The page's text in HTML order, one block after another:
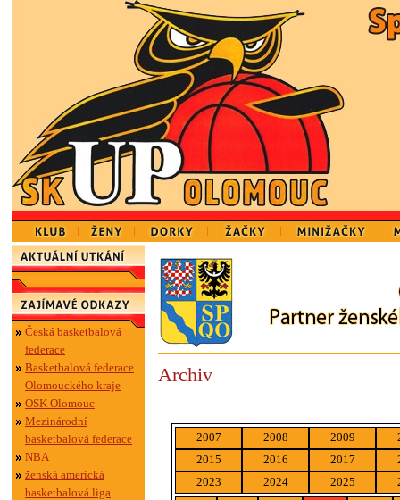
Česká basketbalová
federace
Basketbalová federace
Olomouckého kraje
OSK Olomouc
Mezinárodní
basketbalová federace
NBA
ženská americká
basketbalová liga
Archiv
2007 2008 2009
2015
2016 2017
2023
2024 2025